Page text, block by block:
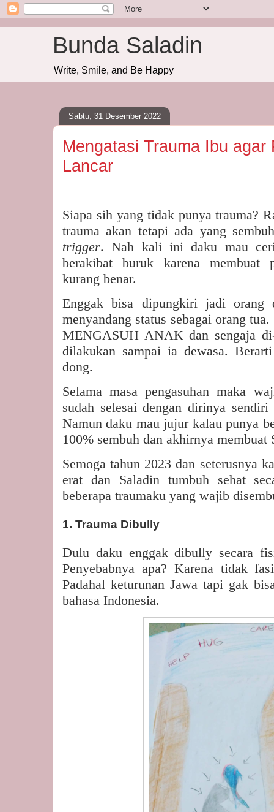
Bunda Saladin
Write, Smile, and Be Happy
Sabtu, 31 Desember 2022
Mengatasi Trauma Ibu agar
Lancar
Siapa sih yang tidak punya trauma?
trauma akan tetapi ada yang
trigger. Nah kali ini daku mau
berakibat buruk karena membuat
kurang benar.
Enggak bisa dipungkiri jadi orang
menyandang status sebagai orang
MENGASUH ANAK dan sengaja
dilakukan sampai ia dewasa.
dong.
Selama masa pengasuhan maka
sudah selesai dengan dirinya
Namun daku mau jujur kalau punya
100% sembuh dan akhirnya membuat
Semoga tahun 2023 dan seterusnya
erat dan Saladin tumbuh sehat
beberapa traumaku yang wajib
1. Trauma Dibully
Dulu daku enggak dibully secara
Penyebabnya apa? Karena tidak
Padahal keturunan Jawa tapi gak
bahasa Indonesia.